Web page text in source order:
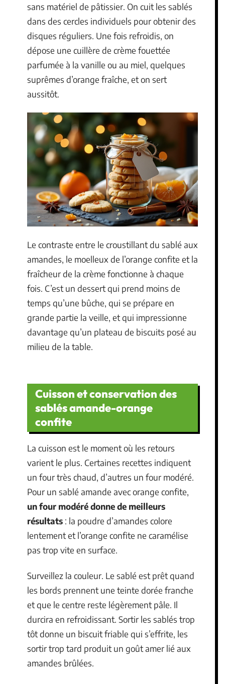
sans matériel de pâtissier. On cuit les sablés
dans des cercles individuels pour obtenir des
disques réguliers. Une fois refroidis, on
dépose une cuillère de crème fouettée
parfumée à la vanille ou au miel, quelques
suprêmes d’orange fraîche, et on sert
aussitôt.
Le contraste entre le croustillant du sablé aux
amandes, le moelleux de l’orange confite et la
fraîcheur de la crème fonctionne à chaque
fois. C’est un dessert qui prend moins de
temps qu’une bûche, qui se prépare en
grande partie la veille, et qui impressionne
davantage qu’un plateau de biscuits posé au
milieu de la table.
Cuisson et conservation des
sablés amande-orange
confite
La cuisson est le moment où les retours
varient le plus. Certaines recettes indiquent
un four très chaud, d’autres un four modéré.
Pour un sablé amande avec orange confite,
un four modéré donne de meilleurs
résultats : la poudre d’amandes colore
lentement et l’orange confite ne caramélise
pas trop vite en surface.
Surveillez la couleur. Le sablé est prêt quand
les bords prennent une teinte dorée franche
et que le centre reste légèrement pâle. Il
durcira en refroidissant. Sortir les sablés trop
tôt donne un biscuit friable qui s’effrite, les
sortir trop tard produit un goût amer lié aux
amandes brûlées.